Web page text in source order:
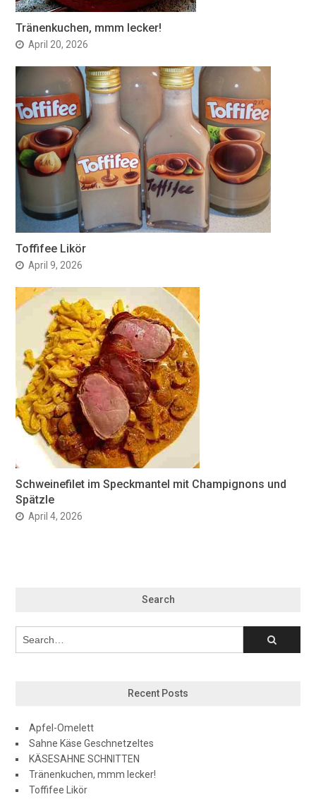
Tränenkuchen, mmm lecker!
April 20, 2026
Toffifee Likör
April 9, 2026
Schweinefilet im Speckmantel mit Champignons und
Spätzle
April 4, 2026
Search
Recent Posts
Apfel-Omelett
Sahne Käse Geschnetzeltes
KÄSESAHNE SCHNITTEN
Tränenkuchen, mmm lecker!
Toffifee Likör